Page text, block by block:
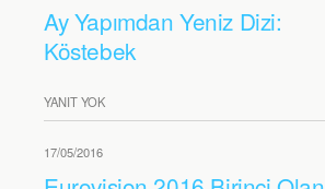
Ay Yapımdan Yeniz Dizi:
Köstebek
YANIT YOK
17/05/2016